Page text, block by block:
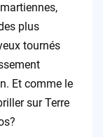
plus
tournés
Et comme le
sur Terre